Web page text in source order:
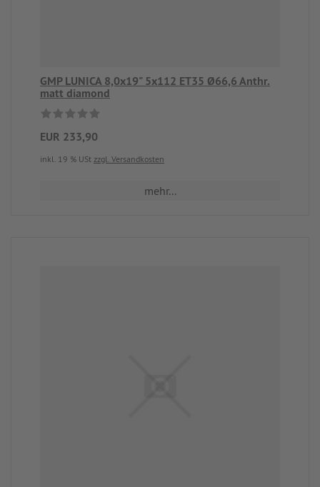
GMP LUNICA 8,0x19" 5x112 ET35 Ø66,6 Anthr.
matt diamond
EUR 233,90
inkl. 19 % USt zzgl. Versandkosten
mehr...